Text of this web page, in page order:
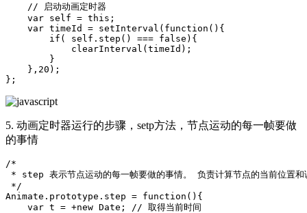
    // 启动动画定时器
    var self = this;
    var timeId = setInterval(function(){
        if( self.step() === false){
            clearInterval(timeId);
        }
    },20);
5. 动画定时器运行的步骤，setp方法，节点运动的每一帧要做
的事情
/*
* step 表示节点运动的每一帧要做的事情。 负责计算节点的当前位置
*/
Animate.prototype.step = function(){
    var t = +new Date; // 取得当前时间